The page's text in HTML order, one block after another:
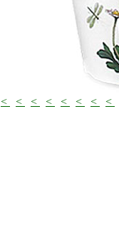
< < < < < < < <